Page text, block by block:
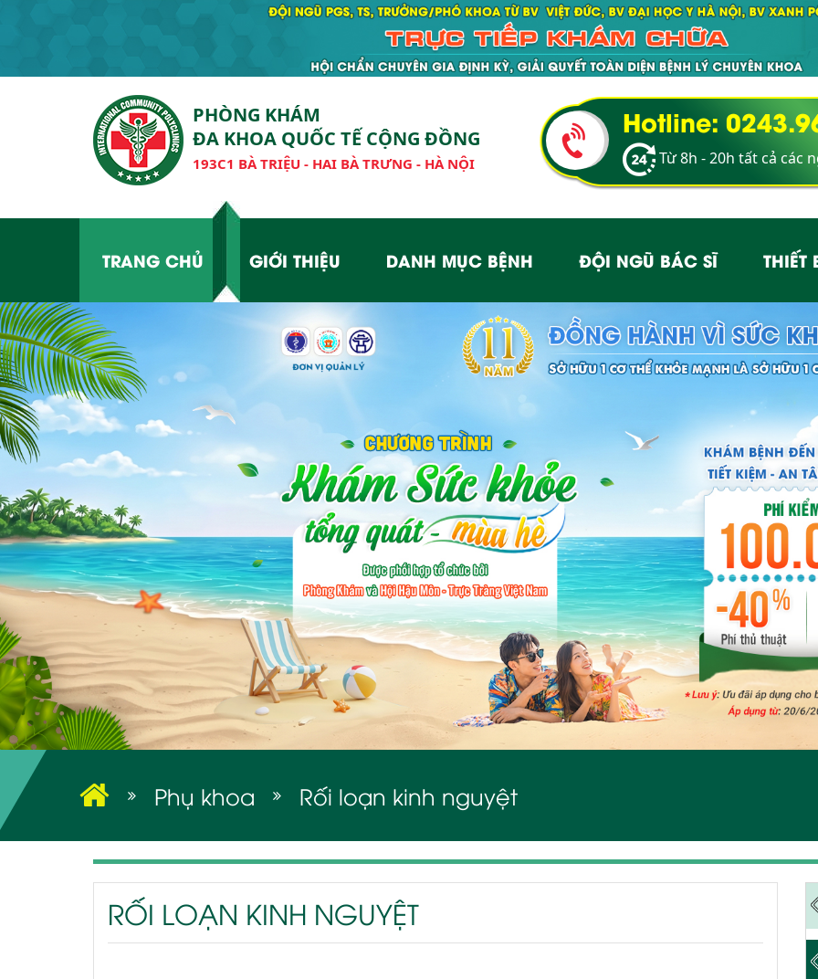
PHÒNG KHÁM
ĐA KHOA QUỐC TẾ CỘNG ĐỒNG
193C1 BÀ TRIỆU - HAI BÀ TRƯNG - HÀ NỘI
Hotline:
Từ 8h - 20h tất cả các
TRANG CHỦ GIỚI THIỆU DANH MỤC BỆNH ĐỘI NGŨ BÁC SĨ THIẾT
Phụ khoa Rối loạn kinh nguyệt
RỐI LOẠN KINH NGUYỆT